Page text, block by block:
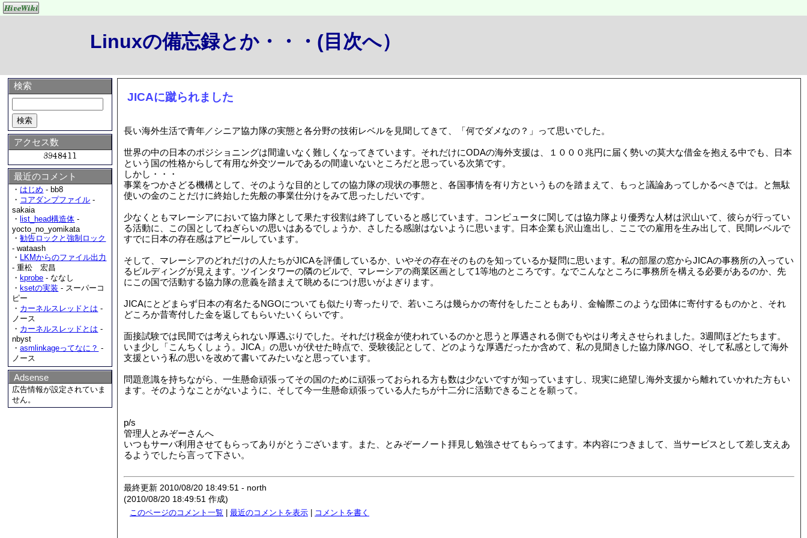
Linuxの備忘録とか・・・(目次へ）
JICAに蹴られました
長い海外生活で青年／シニア協力隊の実態と各分野の技術レベルを見聞してきて、「何でダメなの？」って思いでした。
世界の中の日本のポジショニングは間違いなく難しくなってきています。それだけにODAの海外支援は、１０００兆円に届く勢いの莫大な借金を抱える中でも、日本
という国の性格からして有用な外交ツールであるの間違いないところだと思っている次第です。
しかし・・・
事業をつかさどる機構として、そのような目的としての協力隊の現状の事態と、各国事情を有り方というものを踏まえて、もっと議論あってしかるべきでは。と無駄
使いの金のことだけに終始した先般の事業仕分けをみて思ったしだいです。
少なくともマレーシアにおいて協力隊として果たす役割は終了していると感じています。コンピュータに関しては協力隊より優秀な人材は沢山いて、彼らが行ってい
る活動に、この国としてねぎらいの思いはあるでしょうか、さしたる感謝はないように思います。日本企業も沢山進出し、ここでの雇用を生み出して、民間レベルで
すでに日本の存在感はアピールしています。
そして、マレーシアのどれだけの人たちがJICAを評価しているか、いやその存在そのものを知っているか疑問に思います。私の部屋の窓からJICAの事務所の入ってい
るビルディングが見えます。ツインタワーの隣のビルで、マレーシアの商業区画として1等地のところです。なでこんなところに事務所を構える必要があるのか、先
にこの国で活動する協力隊の意義を踏まえて眺めるにつけ思いがよぎります。
JICAにとどまらず日本の有名たるNGOについても似たり寄ったりで、若いころは幾らかの寄付をしたこともあり、金輪際このような団体に寄付するものかと、それ
どころか昔寄付した金を返してもらいたいくらいです。
面接試験では民間では考えられない厚遇ぶりでした。それだけ税金が使われているのかと思うと厚遇される側でもやはり考えさせられました。3週間ほどたちます。
いま少し「こんちくしょう。JICA」の思いが伏せた時点で、受験後記として、どのような厚遇だったか含めて、私の見聞きした協力隊/NGO、そして私感として海外
支援という私の思いを改めて書いてみたいなと思っています。
問題意識を持ちながら、一生懸命頑張ってその国のために頑張っておられる方も数は少ないですが知っていますし、現実に絶望し海外支援から離れていかれた方もい
ます。そのようなことがないように、そして今一生懸命頑張っている人たちが十二分に活動できることを願って。
p/s
管理人とみぞーさんへ
いつもサーバ利用させてもらってありがとうございます。また、とみぞーノート拝見し勉強させてもらってます。本内容につきまして、当サービスとして差し支えあ
るようでしたら言って下さい。
最終更新 2010/08/20 18:49:51 - north
(2010/08/20 18:49:51 作成)
このページのコメント一覧 | 最近のコメントを表示 | コメントを書く
検索
アクセス数
最近のコメント
・ はじめ - bb8
・ コアダンプファイル -
sakaia
・ list_head構造体 -
yocto_no_yomikata
・勧告ロックと強制ロック
- wataash
・ LKMからのファイル出力
- 重松 宏昌
・ kprobe - ななし
・ ksetの実装 - スーパーコ
ピー
・ カーネルスレッドとは -
ノース
・ カーネルスレッドとは -
nbyst
・asmlinkageってなに？ -
ノース
Adsense
広告情報が設定されていま
せん。